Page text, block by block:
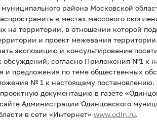
района Московской
в местах массового
на территории, в отношении которой
и проект межевания
экспозицию и консультирование
обсуждений, согласно Приложения №1 к
и предложения по теме общественных
№ 1 к настоящему постановлению.
документацию в газете
Администрации Одинцовского
в сети «Интернет» www.odin.ru.